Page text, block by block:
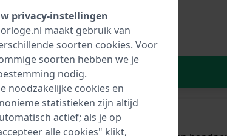
In Winkelwagen
privacy-instellingen
maakt gebruik van
soorten cookies. Voor
soorten hebben we je
nodig.
noodzakelijke cookies en
statistieken zijn altijd
actief; als je op
alle cookies" klikt,